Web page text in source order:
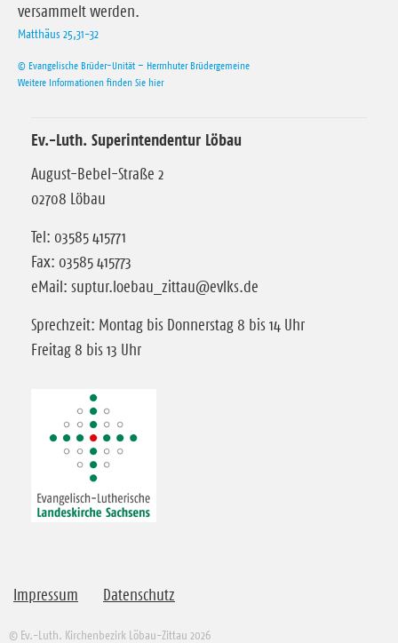
versammelt werden.
Matthäus 25,31-32
© Evangelische Brüder-Unität – Herrnhuter Brüdergemeine
Weitere Informationen finden Sie hier
Ev.-Luth. Superintendentur Löbau
August-Bebel-Straße 2
02708 Löbau
Tel: 03585 415771
Fax: 03585 415773
eMail: suptur.loebau_zittau@evlks.de
Sprechzeit: Montag bis Donnerstag 8 bis 14 Uhr
Freitag 8 bis 13 Uhr
Impressum Datenschutz
© Ev.-Luth. Kirchenbezirk Löbau-Zittau 2026